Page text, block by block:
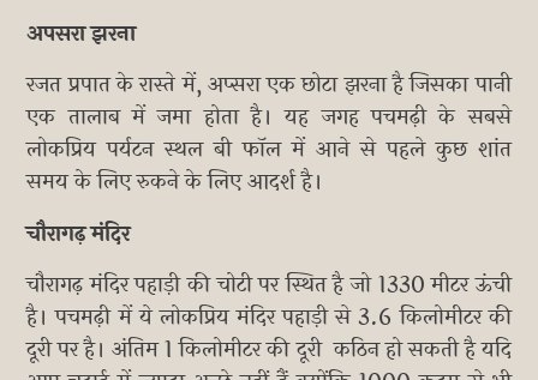
अपसरा झरना
रजत प्रपात के रास्ते में, अप्सरा एक छोटा झरना है जिसका पानी
एक तालाब में जमा होता है। यह जगह पचमढ़ी के सबसे
लोकप्रिय पर्यटन स्थल बी फॉल में आने से पहले कुछ शांत
समय के लिए रुकने के लिए आदर्श है।
चौरागढ़ मंदिर
चौरागढ़ मंदिर पहाड़ी की चोटी पर स्थित है जो 1330 मीटर ऊंची
है। पचमढ़ी में ये लोकप्रिय मंदिर पहाड़ी से 3.6 किलोमीटर की
दूरी पर है। अंतिम 1 किलोमीटर की दूरी कठिन हो सकती है यदि